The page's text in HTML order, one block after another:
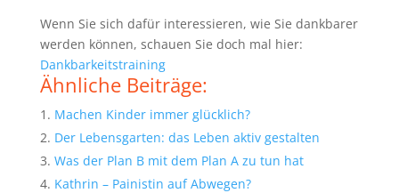
Wenn Sie sich dafür interessieren, wie Sie dankbarer
werden können, schauen Sie doch mal hier:
Dankbarkeitstraining
Ähnliche Beiträge:
Machen Kinder immer glücklich?
Der Lebensgarten: das Leben aktiv gestalten
Was der Plan B mit dem Plan A zu tun hat
Kathrin – Painistin auf Abwegen?